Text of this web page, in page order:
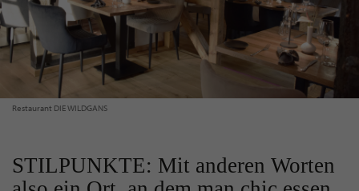
Restaurant DIE WILDGANS
STILPUNKTE: Mit anderen Worten